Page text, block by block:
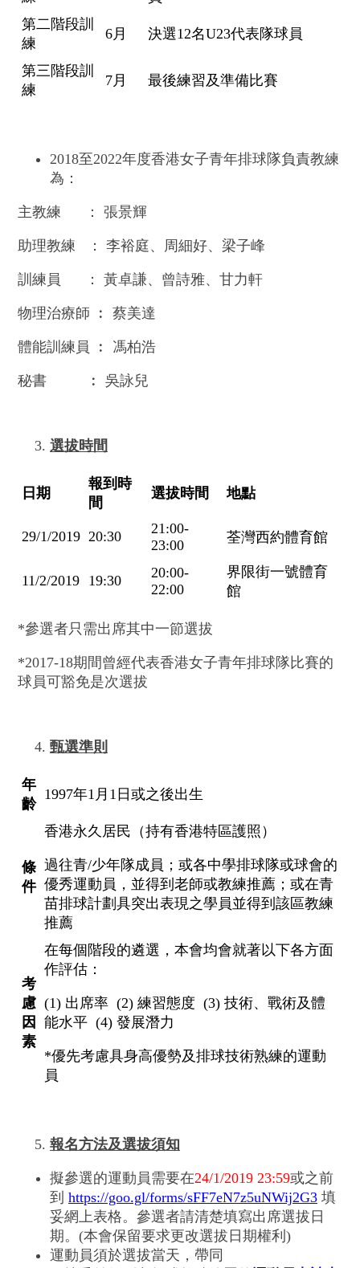
第二階段訓
練
6月 決選12名U23代表隊球員
第三階段訓
練
7月 最後練習及準備比賽
2018至2022年度香港女子青年排球隊負責教練
為：
主教練 ： 張景輝
助理教練 ： 李裕庭、周細好、梁子峰
訓練員 ： 黃卓謙、曾詩雅、甘力軒
物理治療師 ︰ 蔡美達
體能訓練員 ︰ 馮柏浩
秘書 ︰ 吳詠兒
選拔時間
日期
報到時
間
選拔時間 地點
29/1/2019 20:30
21:00-
23:00
荃灣西約體育館
11/2/2019 19:30
20:00-
22:00
界限街一號體育
館
*參選者只需出席其中一節選拔
*2017-18期間曾經代表香港女子青年排球隊比賽的
球員可豁免是次選拔
甄選準則
年
齡
1997年1月1日或之後出生
條
件
香港永久居民（持有香港特區護照）
過往青/少年隊成員；或各中學排球隊或球會的
優秀運動員，並得到老師或教練推薦；或在青
苗排球計劃具突出表現之學員並得到該區教練
推薦
考
慮
因
素
在每個階段的遴選，本會均會就著以下各方面
作評估：
(1) 出席率 (2) 練習態度 (3) 技術、戰術及體
能水平 (4) 發展潛力
*優先考慮具身高優勢及排球技術熟練的運動
員
報名方法及選拔須知
擬參選的運動員需要在24/1/2019 23:59或之前
到 https://goo.gl/forms/sFF7eN7z5uNWij2G3 填
妥網上表格。參選者請清楚填寫出席選拔日
期。(本會保留要求更改選拔日期權利)
運動員須於選拔當天，帶同